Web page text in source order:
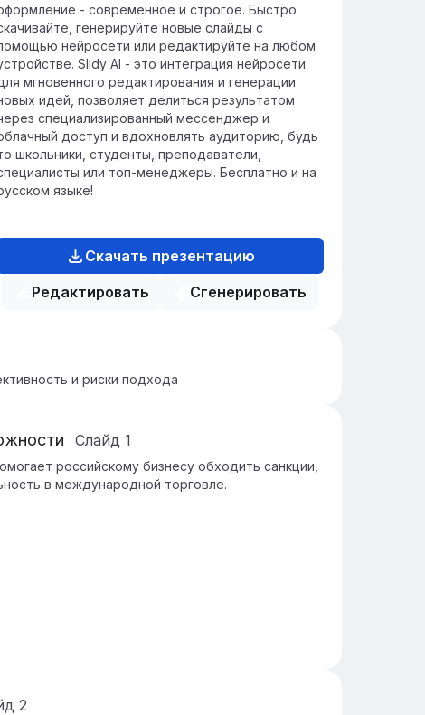
- современное и строгое. Быстро
генерируйте новые слайды с
нейросети или редактируйте на любом
Slidy AI - это интеграция нейросети
мгновенного редактирования и генерации
идей, позволяет делиться результатом
специализированный мессенджер и
доступ и вдохновлять аудиторию, будь
школьники, студенты, преподаватели,
или топ-менеджеры. Бесплатно и на
языке!
Скачать презентацию
Редактировать
Сгенерировать
и риски подхода
Слайд 1
российскому бизнесу обходить санкции,
в международной торговле.
2